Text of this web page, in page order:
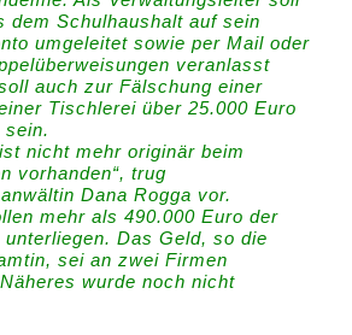
dem Schulhaushalt auf sein
umgeleitet sowie per Mail oder
veranlasst
auch zur Fälschung einer
Tischlerei über 25.000 Euro
sein.
nicht mehr originär beim
vorhanden“, trug
Dana Rogga vor.
mehr als 490.000 Euro der
unterliegen. Das Geld, so die
sei an zwei Firmen
wurde noch nicht